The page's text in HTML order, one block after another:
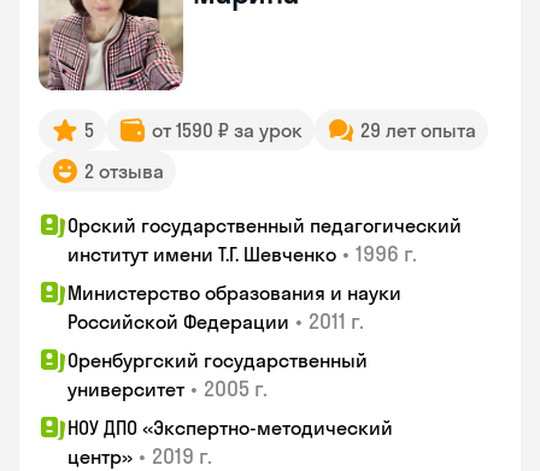
5 от 1590 ₽ за урок
29 лет опыта
2 отзыва
Орский государственный педагогический
институт имени Т.Г. Шевченко • 1996 г.
Министерство образования и науки
Российской Федерации • 2011 г.
Оренбургский государственный
университет • 2005 г.
НОУ ДПО «Экспертно-методический
центр» • 2019 г.